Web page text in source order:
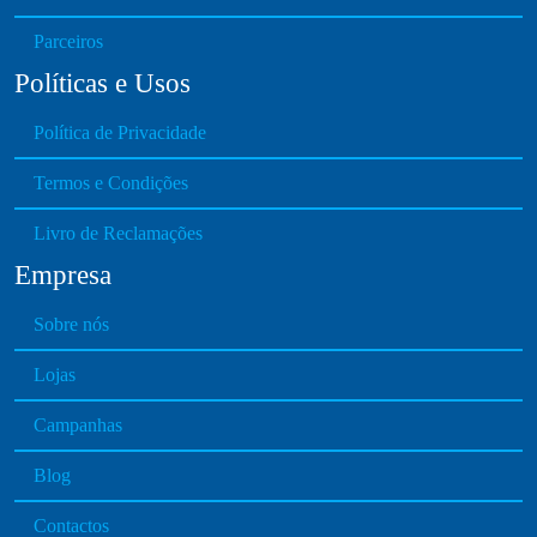
Parceiros
Políticas e Usos
Política de Privacidade
Termos e Condições
Livro de Reclamações
Empresa
Sobre nós
Lojas
Campanhas
Blog
Contactos